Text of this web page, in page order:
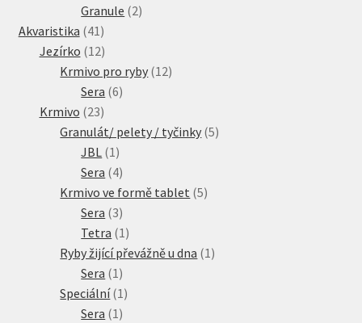
Granule 22
Akvaristika 41 41
produktů
Jezírko 1212
produktů
Krmivo pro ryby 1212
Sera 66
Krmivo 2323
produktů
Granulát/ pelety / tyčinky 55
JBL 1 1
produkt
Sera 44
produkty
Krmivo ve formě tablet 55
Sera 33
produkty
Tetra 1 1
produkt
Ryby žijící převážně u dna 1 1
Sera 1 1
produkt
Speciální 1 1
Sera 1 1